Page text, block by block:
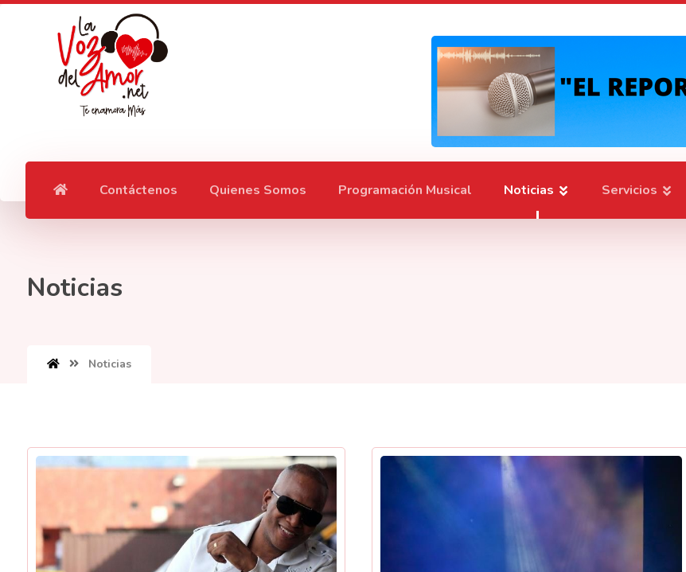
Contáctenos Quienes Somos Programación Musical Noticias Servicios
Noticias
Noticias